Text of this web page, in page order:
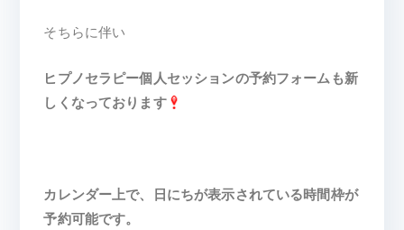
そちらに伴い
ヒプノセラピー個人セッションの予約フォームも新
しくなっております
カレンダー上で、日にちが表示されている時間枠が
予約可能です。